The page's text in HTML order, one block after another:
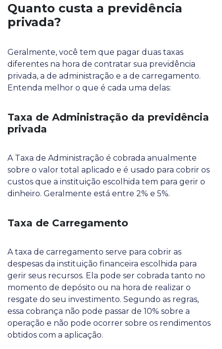
Quanto custa a previdência
privada?
Geralmente, você tem que pagar duas taxas
diferentes na hora de contratar sua previdência
privada, a de administração e a de carregamento.
Entenda melhor o que é cada uma delas:
Taxa de Administração da previdência
privada
A Taxa de Administração é cobrada anualmente
sobre o valor total aplicado e é usado para cobrir os
custos que a instituição escolhida tem para gerir o
dinheiro. Geralmente está entre 2% e 5%.
Taxa de Carregamento
A taxa de carregamento serve para cobrir as
despesas da instituição financeira escolhida para
gerir seus recursos. Ela pode ser cobrada tanto no
momento de depósito ou na hora de realizar o
resgate do seu investimento. Segundo as regras,
essa cobrança não pode passar de 10% sobre a
operação e não pode ocorrer sobre os rendimentos
obtidos com a aplicação.